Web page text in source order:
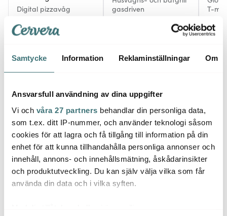
Samtycke Information Reklaminställningar Om
Ansvarsfull användning av dina uppgifter
Vi och våra 27 partners behandlar din personliga data,
som t.ex. ditt IP-nummer, och använder teknologi såsom
cookies för att lagra och få tillgång till information på din
enhet för att kunna tillhandahålla personliga annonser och
innehåll, annons- och innehållsmätning, åskådarinsikter
och produktutveckling. Du kan själv välja vilka som får
använda din data och i vilka syften.
Digital pizzavåg
349 kr
gasdriven
T-
739
Låt dig inspireras av våra kunder
Relaterade sidor